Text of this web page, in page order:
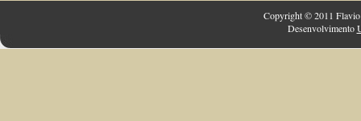
Copyright © 2011 Flavio
Desenvolvimento